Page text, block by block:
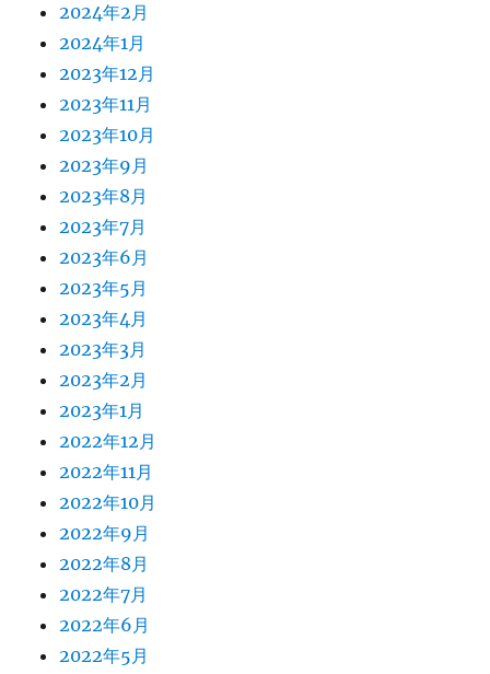
2024年2月
2024年1月
2023年12月
2023年11月
2023年10月
2023年9月
2023年8月
2023年7月
2023年6月
2023年5月
2023年4月
2023年3月
2023年2月
2023年1月
2022年12月
2022年11月
2022年10月
2022年9月
2022年8月
2022年7月
2022年6月
2022年5月